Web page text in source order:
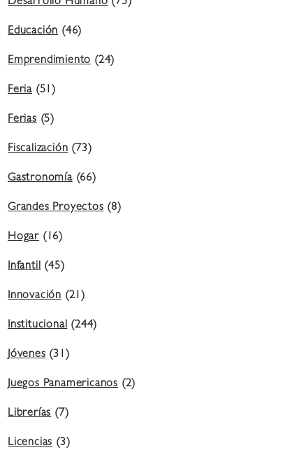
Desarrollo Humano(75)
Educación(46)
Emprendimiento(24)
Feria (51)
Ferias(5)
Fiscalización(73)
Gastronomía(66)
Grandes Proyectos(8)
Hogar (16)
Infantil(45)
Innovación (21)
Institucional(244)
Jóvenes(31)
Juegos Panamericanos (2)
Librerías(7)
Licencias(3)